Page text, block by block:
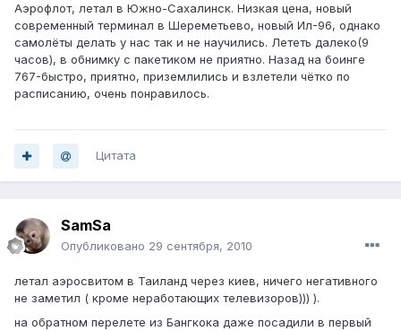
Аэрофлот, летал в Южно-Сахалинск. Низкая цена, новый
современный терминал в Шереметьево, новый Ил-96, однако
самолёты делать у нас так и не научились. Лететь далеко(9
часов), в обнимку с пакетиком не приятно. Назад на боинге
767-быстро, приятно, приземлились и взлетели чётко по
расписанию, очень понравилось.
Цитата
SamSa
Опубликовано 29 сентября, 2010
летал аэросвитом в Таиланд через киев, ничего негативного
не заметил ( кроме неработающих телевизоров))) ).
на обратном перелете из Бангкока даже посадили в первый